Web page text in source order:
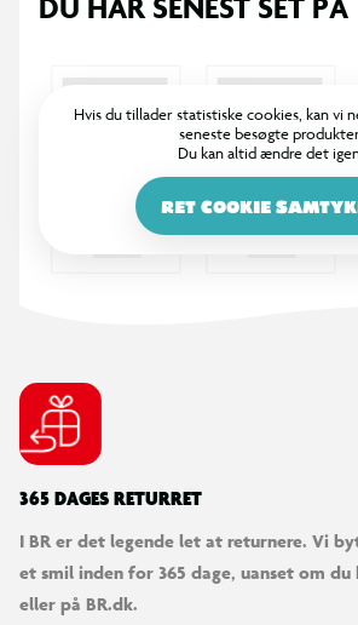
Hvis du tillader statistiske cookies, kan vi
seneste besøgte
Du kan altid ændre det
RET COOKIE
365 DAGES RETURRET
I BR er det legende let at returnere. Vi
et smil inden for 365 dage, uanset om
eller på BR.dk.